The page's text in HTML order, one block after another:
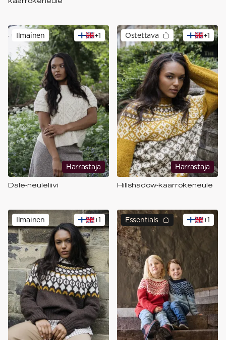
+1
Harrastaja
Ilmainen
Dale-neuleliivi
+1
Harrastaja
Ostettava
Hillshadow-kaarrokeneule
+1
Ilmainen +1
Essentials